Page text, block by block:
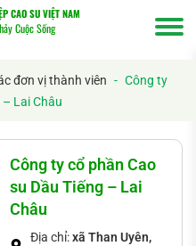
CAO SU VIỆT NAM
Cuộc Sống
đơn vị thành viên - Công ty
Lai Châu
Công ty cổ phần Cao
su Dầu Tiếng – Lai
Châu
Địa chỉ:xã Than Uyên,